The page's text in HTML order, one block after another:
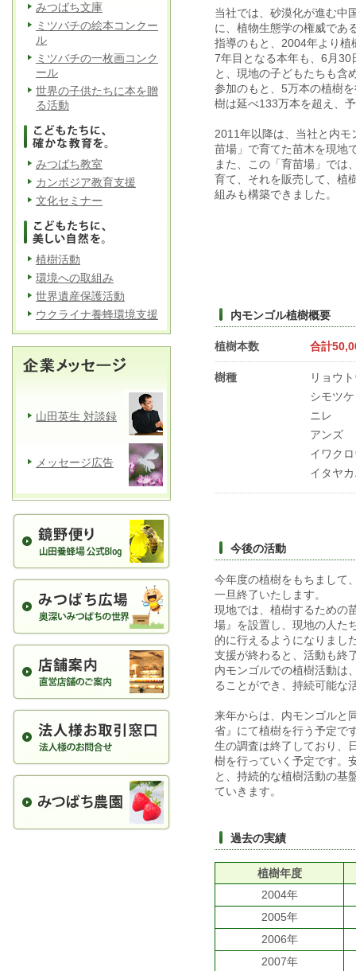
当社では、砂漠化が進む中
に、植物生態学の権威であ
指導のもと、2004年より植
7年目となる本年も、6月
と、現地の子どもたちも含
参加のもと、5万本の植樹
樹は延べ133万本を超え、
2011年以降は、当社と内
苗場」で育てた苗木を現地
また、この「育苗場」では
育て、それを販売して、植
組みも構築できました。
内モンゴル植樹概要
植樹本数 合計
樹種
リョウ
シモツケ
ニレ
アンズ
イワク
イタヤ
今後の活動
今年度の植樹をもちまして
一旦終了いたします。
現地では、植樹するための
場』を設置し、現地の人た
的に行えるようになりまし
支援が終わると、活動も終
内モンゴルでの植樹活動は
ることができ、持続可能な
来年からは、内モンゴルと
省』にて植樹を行う予定で
生の調査は終了しており、
樹を行っていく予定です。
と、持続的な植樹活動の基
ていきます。
過去の実績
植樹年度
2004年
2005年
2006年
2007年
みつばち文庫
ミツバチの絵本コンクー
ル
ミツバチの一枚画コンク
ール
世界の子供たちに本を贈
る活動
みつばち教室
カンボジア教育支援
文化セミナー
植樹活動
環境への取組み
世界遺産保護活動
ウクライナ養蜂環境支援
山田英生 対談録
メッセージ広告